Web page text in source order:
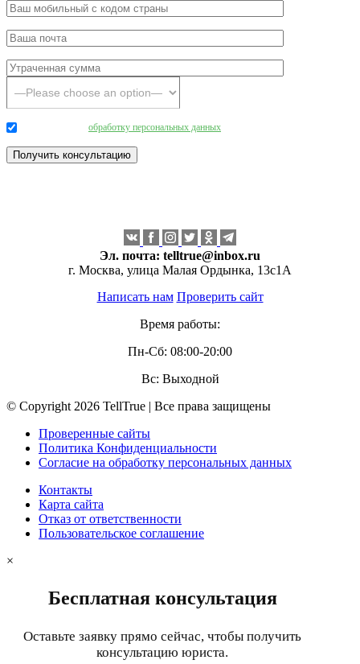
обработку персональных данных
Эл. почта: telltrue@inbox.ru
г. Москва, улица Малая Ордынка, 13с1А
Написать нам Проверить сайт
Время работы:
Пн-Сб: 08:00-20:00
Вс: Выходной
© Copyright 2026 TellTrue | Все права защищены
Проверенные сайты
Политика Конфиденциальности
Согласие на обработку персональных данных
Контакты
Карта сайта
Отказ от ответственности
Пользовательское соглашение
×
Бесплатная консультация
Оставьте заявку прямо сейчас, чтобы получить
консультацию юриста.